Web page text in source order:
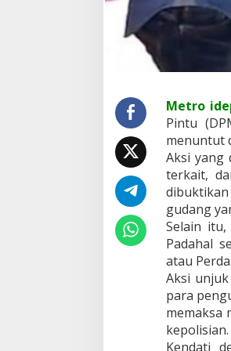
Metro
Pintu
menuntut
Aksi yang
terkait,
dibuktikan
gudang
Selain
Padahal
atau Perda.
Aksi
para
memaksa
kepolisian.
Kendati